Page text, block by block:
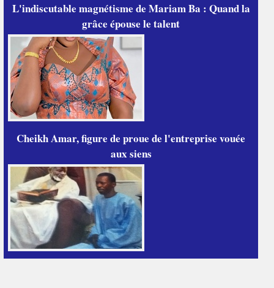
L'indiscutable magnétisme de Mariam Ba : Quand la
grâce épouse le talent
Cheikh Amar, figure de proue de l'entreprise vouée
aux siens